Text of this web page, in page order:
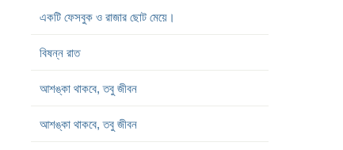
একটি ফেসবুক ও রাজার ছোট মেয়ে।
বিষন্ন রাত
আশঙ্কা থাকবে, তবু জীবন
আশঙ্কা থাকবে, তবু জীবন